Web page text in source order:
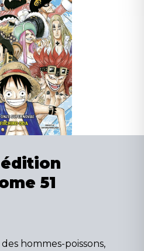
51
hommes-poissons,